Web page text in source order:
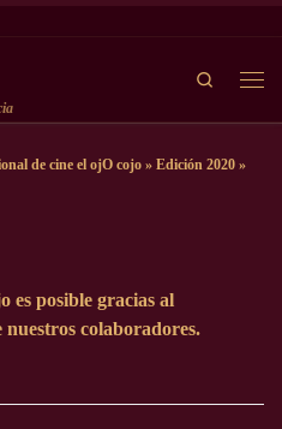
Search
de cine el ojO cojo » Edición 2020 »
es posible gracias al
colaboradores.